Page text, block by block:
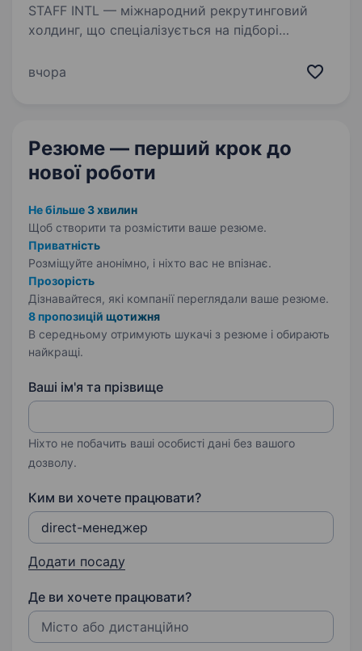
STAFF INTL — міжнародний рекрутинговий
холдинг, що спеціалізується на підборі
історія розпочалася у 2004 році, сьогодні
вчора
Резюме — перший крок до
нової роботи
Не більше 3 хвилин
Щоб створити та розмістити ваше резюме.
Приватність
Розміщуйте анонімно, і ніхто вас не впізнає.
Прозорість
Дізнавайтеся, які компанії переглядали ваше резюме.
8 пропозицій щотижня
В середньому отримують шукачі з резюме і обирають
найкращі.
Ваші ім'я та прізвище
Ніхто не побачить ваші особисті дані без вашого
дозволу.
Ким ви хочете працювати?
Додати посаду
Де ви хочете працювати?